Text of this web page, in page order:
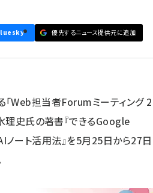
優先するニュース提供元に追加
「Web担当者Forumミーティング
理史氏の著書『できるGoogle
ト活用法』を5月25日から27日